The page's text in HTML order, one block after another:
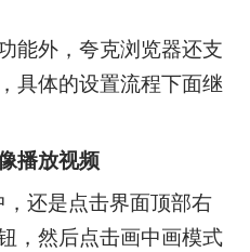
能外，夸克浏览器还支
具体的设置流程下面继
播放视频
还是点击界面顶部右
，然后点击画中画模式